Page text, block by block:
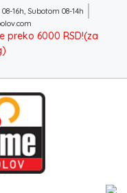
16h, Subotom 08-14h
preko 6000 RSD!(za